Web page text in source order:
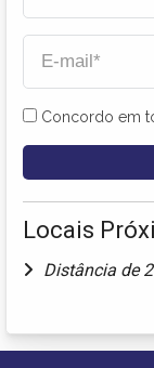
Concordo em
Locais
Distância de